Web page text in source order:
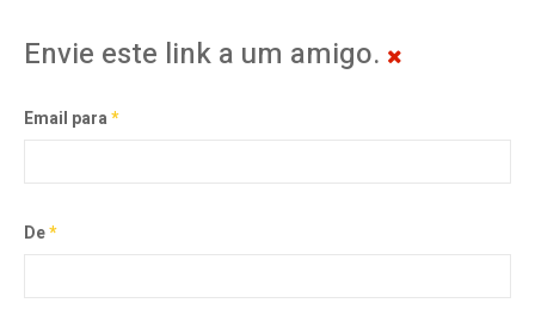
Envie este link a um amigo.
Email para*
De*